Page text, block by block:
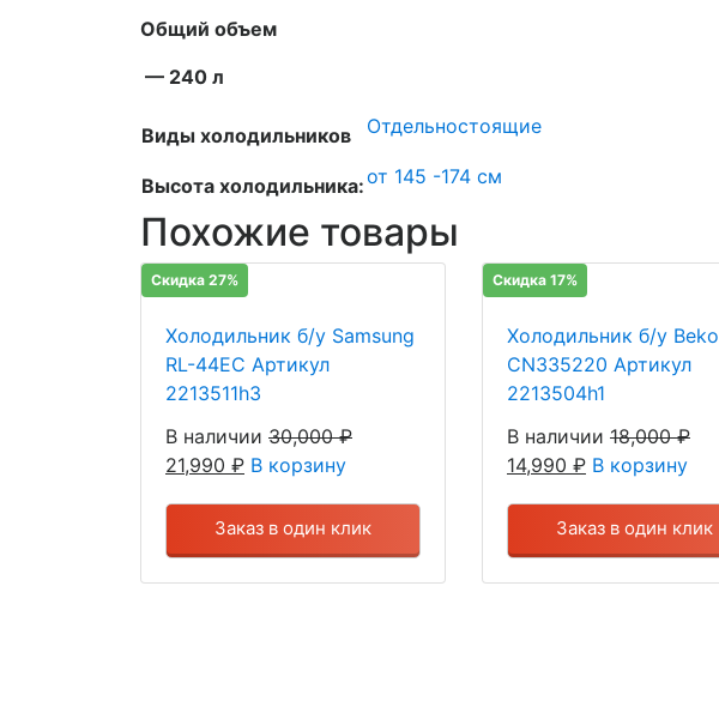
Общий объем
— 240 л
Виды холодильников Отдельностоящие
Высота холодильника:от 145 -174 см
Похожие товары
Скидка 27%
Холодильник б/у Samsung
RL-44EC Артикул
2213511h3
В наличии 30,000₽
21,990 ₽ В корзину
Заказ в один клик
Скидка 17%
Холодильник б/у Beko
CN335220 Артикул
2213504h1
В наличии 18,000₽
14,990 ₽ В корзину
Заказ в один клик